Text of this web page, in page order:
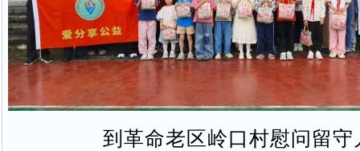
到革命老区岭口村慰问留守